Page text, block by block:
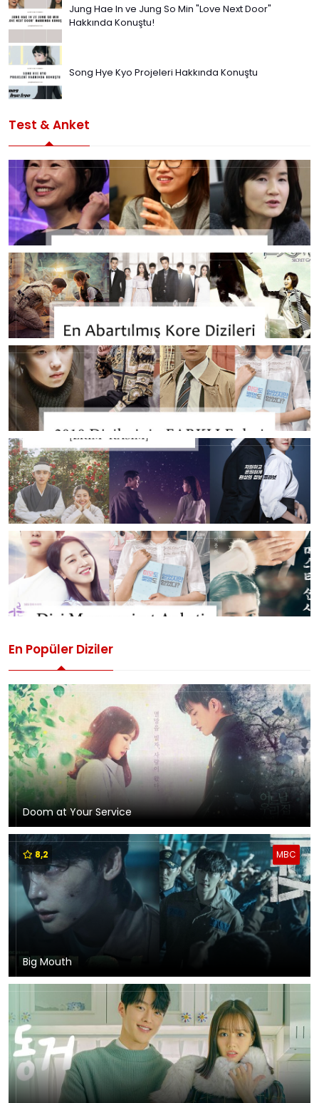
Jung Hae In ve Jung So Min "Love Next Door"
Hakkında Konuştu!
Song Hye Kyo Projeleri Hakkında Konuştu
Test & Anket
En Popüler Diziler
Doom at Your Service
MBC
8,2
Big Mouth